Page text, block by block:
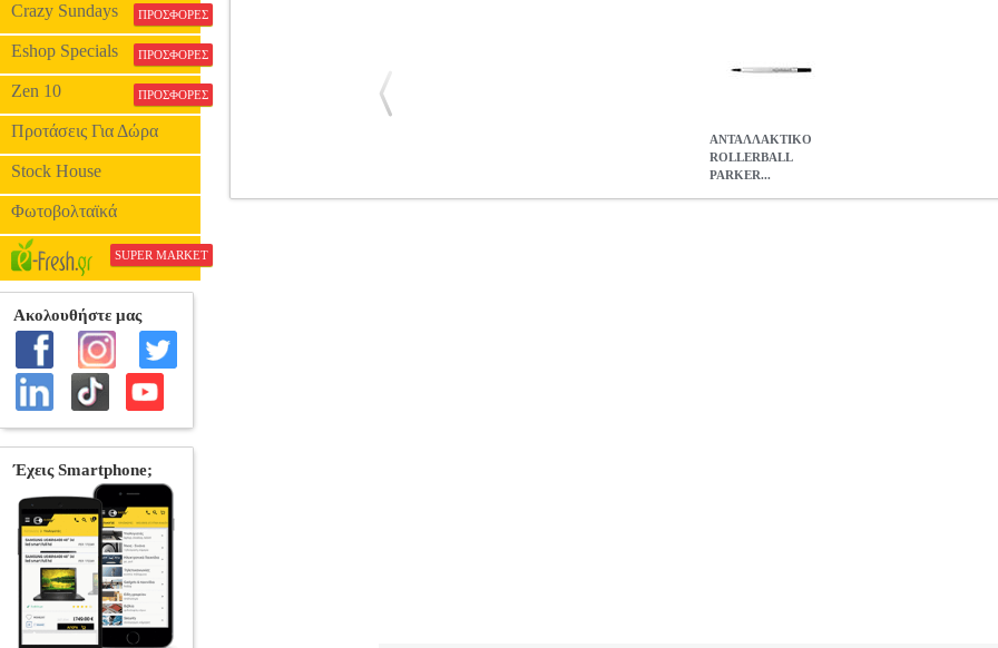
Crazy Sundays ΠΡΟΣΦΟΡΕΣ
Eshop Specials ΠΡΟΣΦΟΡΕΣ
Zen 10 ΠΡΟΣΦΟΡΕΣ
Προτάσεις Για Δώρα
Stock House
Φωτοβολταϊκά
SUPER MARKET
ΑΝΤΑΛΛΑΚΤΙΚΟ
ROLLERBALL
PARKER...